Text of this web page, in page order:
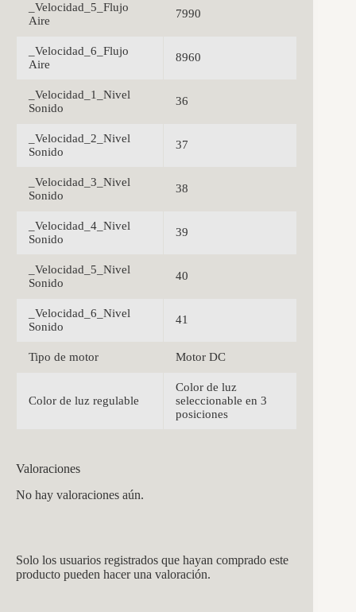
_Velocidad_5_Flujo
Aire
7990
_Velocidad_6_Flujo
Aire
8960
_Velocidad_1_Nivel
Sonido
36
_Velocidad_2_Nivel
Sonido
37
_Velocidad_3_Nivel
Sonido
38
_Velocidad_4_Nivel
Sonido
39
_Velocidad_5_Nivel
Sonido
40
_Velocidad_6_Nivel
Sonido
41
Tipo de motor Motor DC
Color de luz regulable
Color de luz
seleccionable en 3
posiciones
Valoraciones
No hay valoraciones aún.
Solo los usuarios registrados que hayan comprado este
producto pueden hacer una valoración.